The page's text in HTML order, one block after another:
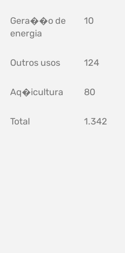
Gera��o de
energia
10
Outros usos 124
Aq�icultura 80
Total 1.342